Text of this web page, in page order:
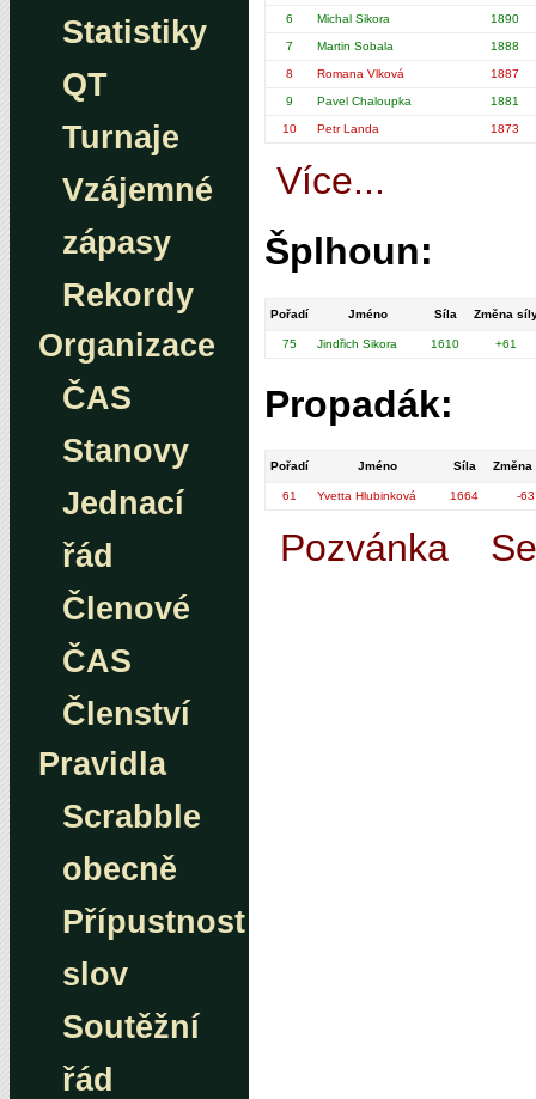
Statistiky
QT
Turnaje
Vzájemné
zápasy
Rekordy
Organizace
ČAS
Stanovy
Jednací
řád
Členové
ČAS
Členství
Pravidla
Scrabble
obecně
Přípustnost
slov
Soutěžní
řád
6 Michal Sikora 1890
7 Martin Sobala 1888
8 Romana Vlková 1887
9 Pavel Chaloupka 1881
10 Petr Landa 1873
Více...
Šplhoun:
Pořadí Jméno Síla Změna
75 Jindřich Sikora 1610 +61
Propadák:
Pořadí Jméno Síla
61 Yvetta Hlubinková 1664 -63
Pozvánka